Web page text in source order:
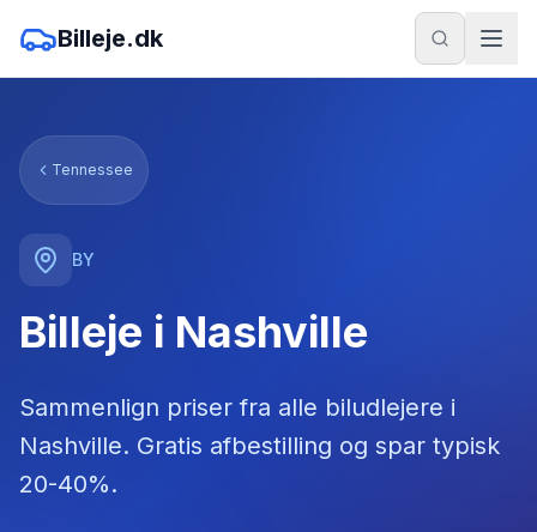
Billeje.dk
Tennessee
BY
Billeje i Nashville
Sammenlign priser fra alle biludlejere i
Nashville. Gratis afbestilling og spar typisk
20-40%.